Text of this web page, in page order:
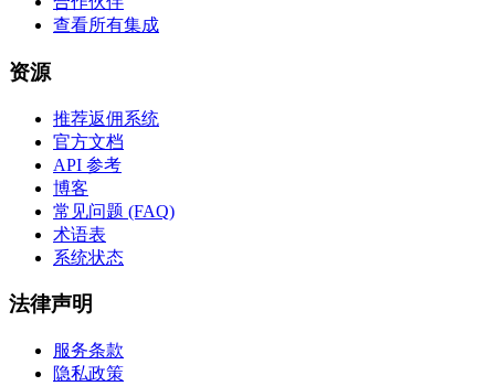
查看所有集成
资源
推荐返佣系统
官方文档
API 参考
博客
常见问题 (FAQ)
术语表
系统状态
法律声明
服务条款
隐私政策